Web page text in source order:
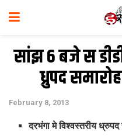
सांझ 6 बजे स
ध्रुपद
February 8, 2013
दरभंगा मे विश्‍वस्‍तरीय